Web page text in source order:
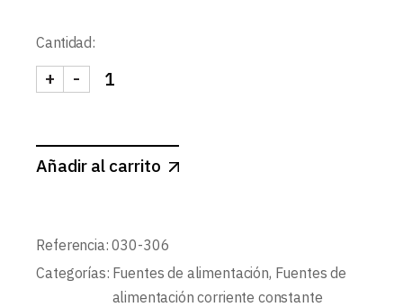
Cantidad:
FUENTE CORRIENTE CONSTANTE TRIAC 15-
-
+
Añadir al carrito
Referencia: 030-306
Categorías: Fuentes de alimentación, Fuentes de
alimentación corriente constante